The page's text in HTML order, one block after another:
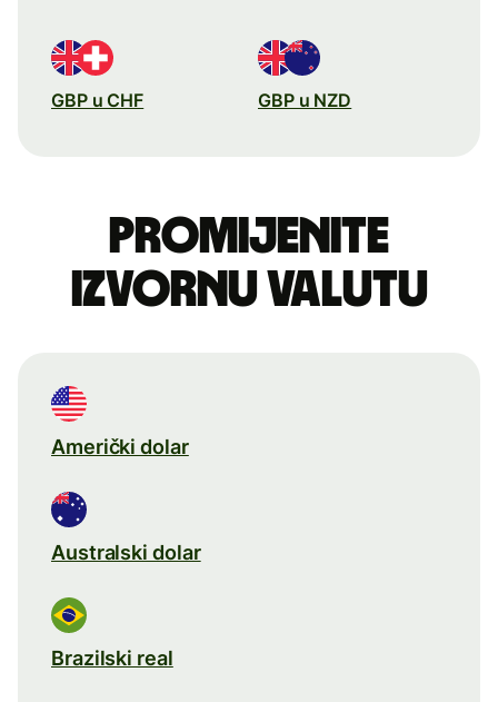
GBP u CHF GBP u NZD
Promijenite
izvornu valutu
Američki dolar
Australski dolar
Brazilski real